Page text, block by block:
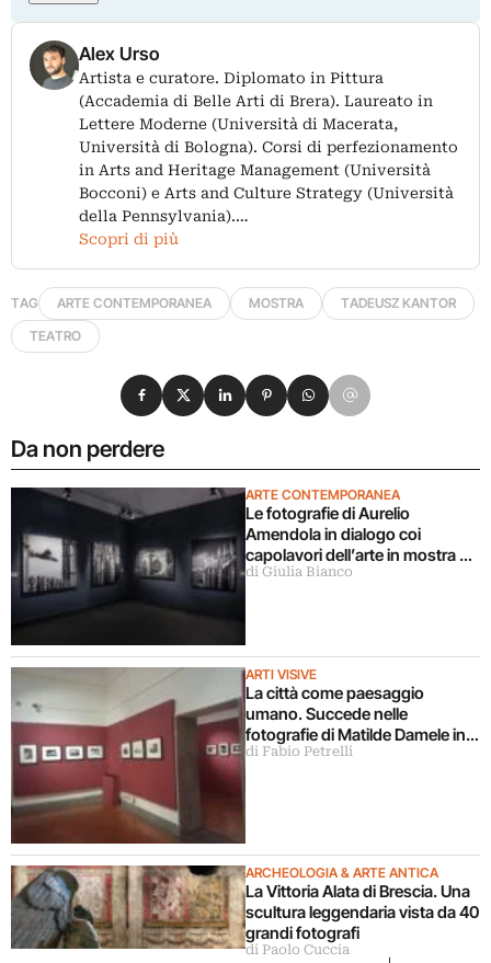
Alex Urso
Artista e curatore. Diplomato in Pittura
(Accademia di Belle Arti di Brera). Laureato in
Lettere Moderne (Università di Macerata,
Università di Bologna). Corsi di perfezionamento
in Arts and Heritage Management (Università
Bocconi) e Arts and Culture Strategy (Università
della Pennsylvania).…
Scopri di più
TAG ARTE CONTEMPORANEA MOSTRA
TADEUSZ KANTOR
TEATRO
Da non perdere
ARTE CONTEMPORANEA
Le fotografie di Aurelio
Amendola in dialogo coi
capolavori dell’arte in mostra a
Milano
di Giulia Bianco
ARTI VISIVE
La città come paesaggio
umano. Succede nelle
fotografie di Matilde Damele in
mostra a Roma
di Fabio Petrelli
ARCHEOLOGIA & ARTE ANTICA
La Vittoria Alata di Brescia. Una
scultura leggendaria vista da 40
grandi fotografi
di Paolo Cuccia
Condividi su Facebook
Condividi su X
Condividi su LinkedIn
Condividi su Pinterest
Condividi su WhatsApp
Condividi su Email